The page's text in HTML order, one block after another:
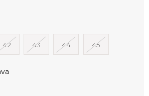
42 43 44 45